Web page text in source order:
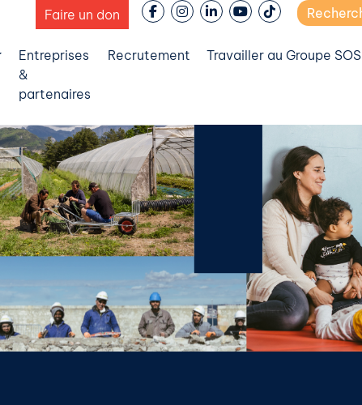
Faire un don
Search
Entreprises
&
partenaires
Recrutement Travailler au Groupe SOS